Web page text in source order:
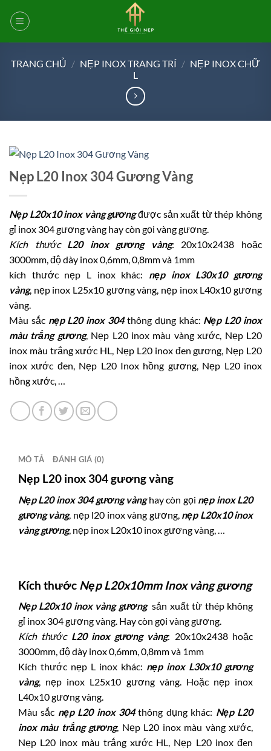
qua
TRANG CHỦ / NẸP INOX TRANG TRÍ / NẸP INOX CHỮ
L
Nẹp L20 Inox 304 Gương Vàng
Nẹp L20x10 inox vàng gươngđược sản xuất từ thép không
gỉ inox 304 gương vàng hay còn gọi vàng gương.
Kích thước L20 inox gương vàng: 20x10x2438 hoặc
3000mm, độ dày inox 0,6mm, 0,8mm và 1mm
kích thước nẹp L inox khác: nẹp inox L30x10 gương
vàng, nẹp inox L25x10 gương vàng, nẹp inox L40x10 gương
vàng.
Màu sắc nẹp L20 inox 304thông dụng khác: Nẹp L20 inox
màu trắng gương, Nẹp L20 inox màu vàng xước, Nẹp L20
inox màu trắng xước HL, Nẹp L20 inox đen gương, Nẹp L20
inox xước đen, Nẹp L20 Inox hồng gương, Nẹp L20 inox
hồng xước, …
MÔ TẢ ĐÁNH GIÁ (0)
Nẹp L20 inox 304 gương vàng
Nẹp L20 inox 304 gương vànghay còn gọi nẹp inox L20
gương vàng, nẹp l20 inox vàng gương, nẹp L20x10 inox
vàng gương, nẹp inox L20x10 inox gương vàng, …
Kích thước Nẹp L20x10mm Inox vàng gương
Nẹp L20x10 inox vàng gương sản xuất từ thép không
gỉ inox 304 gương vàng. Hay còn gọi vàng gương.
Kích thước L20 inox gương vàng: 20x10x2438 hoặc
3000mm, độ dày inox 0,6mm, 0,8mm và 1mm
Kích thước nẹp L inox khác: nẹp inox L30x10 gương
vàng, nẹp inox L25x10 gương vàng.Hoặc nẹp inox
L40x10 gương vàng.
Màu sắc nẹp L20 inox 304thông dụng khác: Nẹp L20
inox màu trắng gương, Nẹp L20 inox màu vàng xước,
Nẹp L20 inox màu trắng xước HL, Nẹp L20 inox đen